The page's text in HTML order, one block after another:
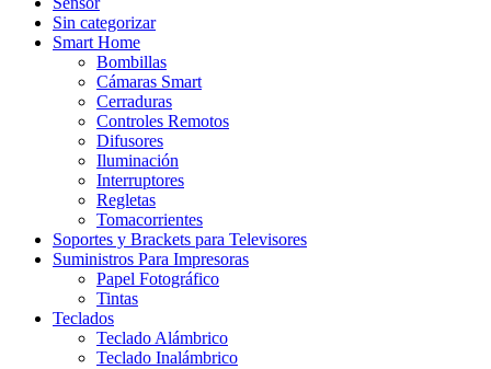
Sin categorizar
Smart Home
Bombillas
Cámaras Smart
Cerraduras
Controles Remotos
Difusores
Iluminación
Interruptores
Regletas
Tomacorrientes
Soportes y Brackets para Televisores
Suministros Para Impresoras
Papel Fotográfico
Tintas
Teclados
Teclado Alámbrico
Teclado Inalámbrico